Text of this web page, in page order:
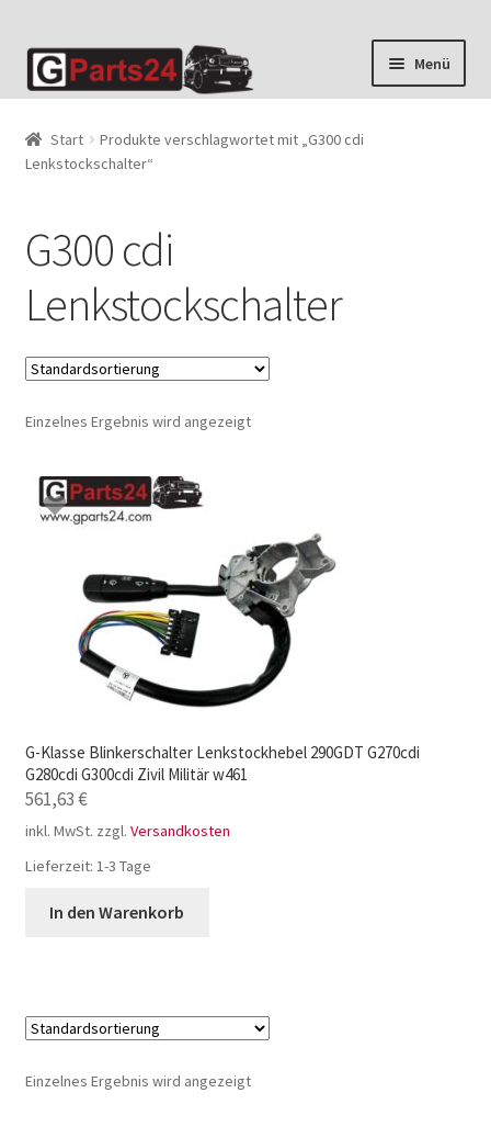
Zur
Navigation
Zum
Inhalt
Menü
Start
Produkte verschlagwortet mit „G300 cdi
Lenkstockschalter“
G300 cdi
Lenkstockschalter
Einzelnes Ergebnis wird angezeigt
G-Klasse Blinkerschalter Lenkstockhebel 290GDT G270cdi
G280cdi G300cdi Zivil Militär w461
561,63€
inkl. MwSt. zzgl. Versandkosten
Lieferzeit: 1-3 Tage
In den Warenkorb
Einzelnes Ergebnis wird angezeigt